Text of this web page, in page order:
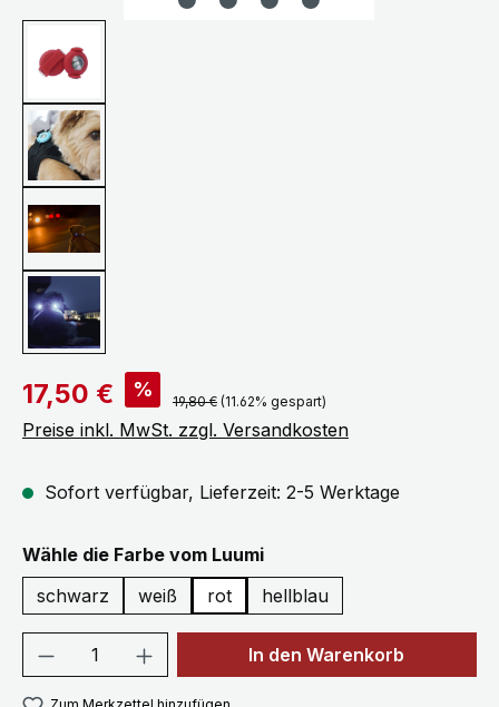
Verkaufspreis:
17,50 € % Regulärer Preis:
19,80 € (11.62% gespart)
Preise inkl. MwSt. zzgl. Versandkosten
Sofort verfügbar, Lieferzeit: 2-5 Werktage
Wähle die Farbe vom Luumiauswählen
schwarz
weiß rot hellblau
Produkt Anzahl: Gib denIn den Warenkorb